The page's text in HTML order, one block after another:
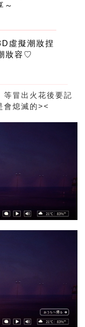
～
虛擬潮妝捏
妝容♡
等冒出火花後要記
會熄滅的><